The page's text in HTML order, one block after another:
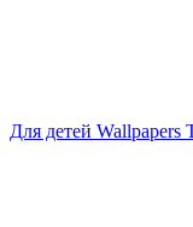
Для детей Wallpapers